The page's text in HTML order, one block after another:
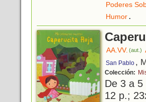
Poderes
Humor.
AA.VV. (aut.)
San Pablo ,
Colección:
De 3 a
12 p.;